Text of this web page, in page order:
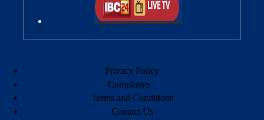
Privacy Policy
Complaints
Terms and Conditions
Contact Us